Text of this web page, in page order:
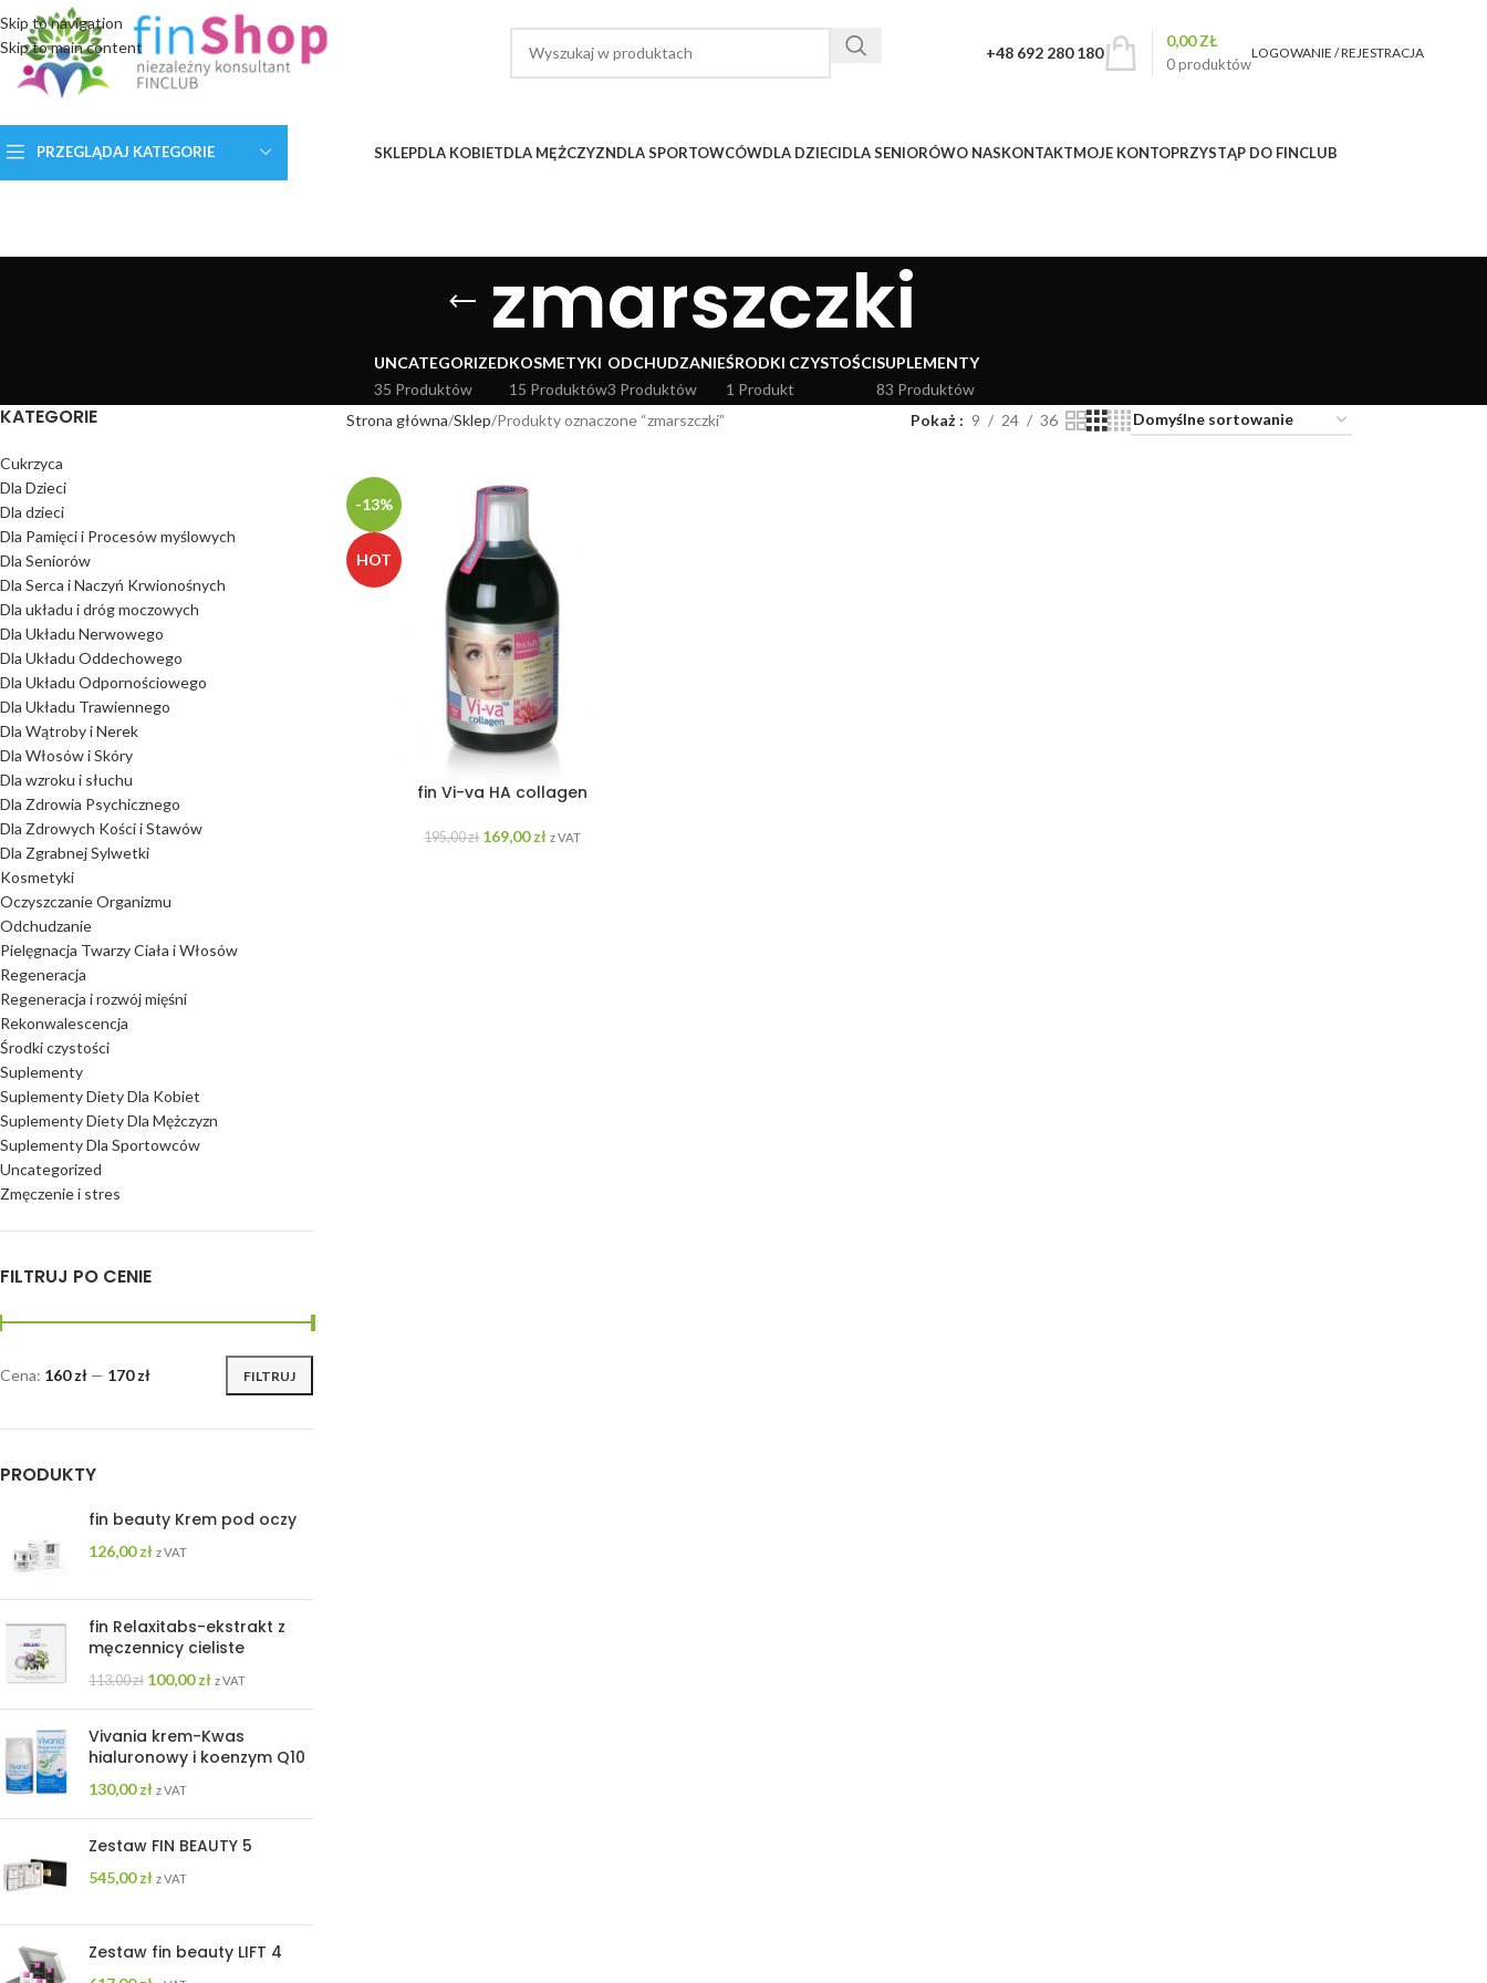
Skip to navigation
Skip to main content
+48 692 280 180
0produktów
0,00ZŁ
LOGOWANIE / REJESTRACJA
PRZEGLĄDAJ KATEGORIE SKLEPDLA KOBIETDLA MĘŻCZYZNDLA SPORTOWCÓWDLA DZIECIDLA SENIORÓWO NASKONTAKTMOJE KONTOPRZYSTĄP DO FINCLUB
zmarszczki
UNCATEGORIZED
35 Produktów
KOSMETYKI
15 Produktów
ODCHUDZANIE
3 Produktów
ŚRODKI CZYSTOŚCI
1 Produkt
SUPLEMENTY
83 Produktów
KATEGORIE
Cukrzyca
Dla Dzieci
Dla dzieci
Dla Pamięci i Procesów myślowych
Dla Seniorów
Dla Serca i Naczyń Krwionośnych
Dla układu i dróg moczowych
Dla Układu Nerwowego
Dla Układu Oddechowego
Dla Układu Odpornościowego
Dla Układu Trawiennego
Dla Wątroby i Nerek
Dla Włosów i Skóry
Dla wzroku i słuchu
Dla Zdrowia Psychicznego
Dla Zdrowych Kości i Stawów
Dla Zgrabnej Sylwetki
Kosmetyki
Oczyszczanie Organizmu
Odchudzanie
Pielęgnacja Twarzy Ciała i Włosów
Regeneracja
Regeneracja i rozwój mięśni
Rekonwalescencja
Środki czystości
Suplementy
Suplementy Diety Dla Kobiet
Suplementy Diety Dla Mężczyzn
Suplementy Dla Sportowców
Uncategorized
Zmęczenie i stres
FILTRUJ PO CENIE
FILTRUJ
Cena: 160 zł — 170 zł
PRODUKTY
fin beauty Krem pod oczy
126,00zł z VAT
fin Relaxitabs-ekstrakt z
męczennicy cieliste
113,00zł 100,00zł z VAT
Vivania krem-Kwas
hialuronowy i koenzym Q10
130,00zł z VAT
Zestaw FIN BEAUTY 5
545,00zł z VAT
Zestaw fin beauty LIFT 4
Strona główna Sklep Produkty oznaczone “zmarszczki” Pokaż 9 24 36
-13%
HOT
fin Vi-va HA collagen
195,00zł 169,00zł z VAT